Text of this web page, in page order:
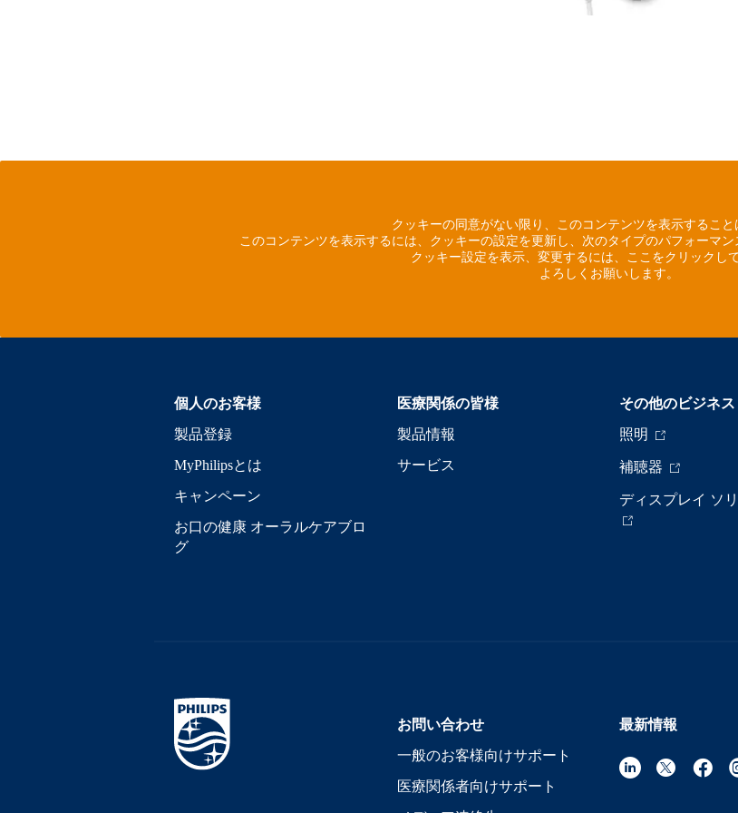
クッキーの同意がない限り、このコンテンツを表示すること
このコンテンツを表示するには、クッキーの設定を更新し、次のタイプのパフォーマ
クッキー設定を表示、変更するには、ここをクリックし
よろしくお願いします。
個人のお客様
製品登録
MyPhilipsとは
キャンペーン
お口の健康 オーラルケアブロ
グ
医療関係の皆様
製品情報
サービス
その他のビジネス
照明
補聴器
ディスプレイ ソ
お問い合わせ
一般のお客様向けサポート
医療関係者向けサポート
最新情報